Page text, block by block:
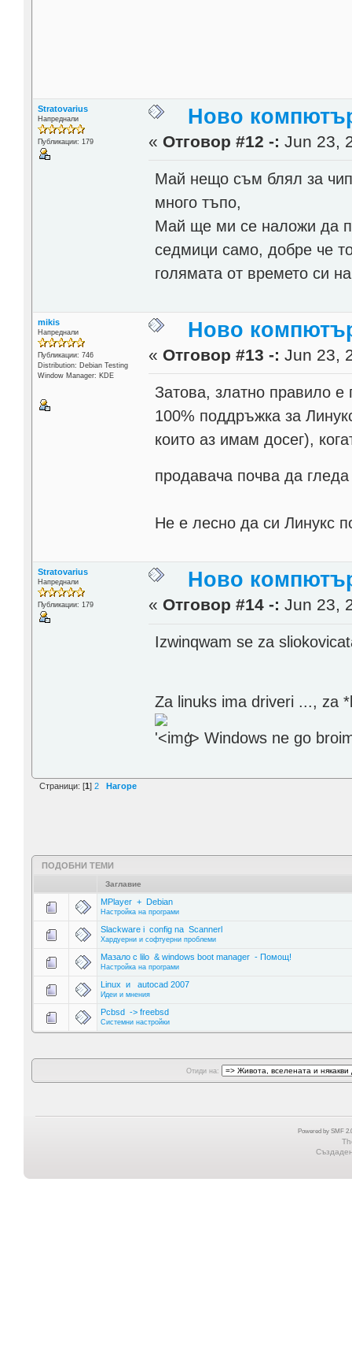
Stratovarius
Напреднали
Публикации: 179
Ново
« Отговор #12 -: Jun 23,
Май нещо съм блял за
много тъпо,
Май ще ми се наложи да
седмици само, добре че
голямата от времето си
mikis
Напреднали
Публикации: 746
Distribution: Debian Testing
Window Manager: KDE
Ново
« Отговор #13 -: Jun 23,
Затова, златно правило
100% поддръжка за
които аз имам досег),
продавача почва да
Не е лесно да си Линукс
Stratovarius
Напреднали
Публикации: 179
Ново
« Отговор #14 -: Jun 23,
Izwinqwam se za
Za linuks ima driveri ..., za
'> Windows ne go
Страници: [1] 2 Нагоре
ПОДОБНИ ТЕМИ
Заглавие
MPlayer + Debian
Настройка на програми
Slackware i config na Scannerl
Хардуерни и софтуерни проблеми
Мазало с lilo & windows boot manager - Помощ!
Настройка на програми
Linux и autocad 2007
Идеи и мнения
Pcbsd -> freebsd
Системни настройки
Отиди на:
Powered by SMF